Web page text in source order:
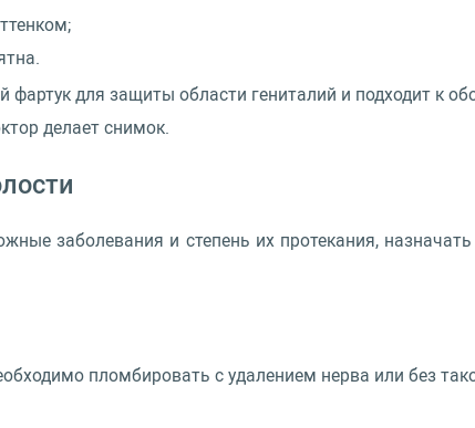
для защиты области гениталий и подходит к
делает снимок.
заболевания и степень их протекания,
пломбировать с удалением нерва или без